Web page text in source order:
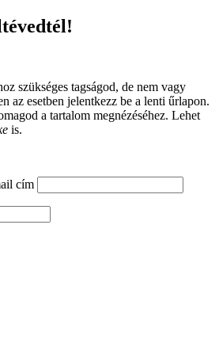
szükséges tagságod, de nem vagy
az esetben jelentkezz be a lenti űrlapon.
a tartalom megnézéséhez. Lehet
is.
cím